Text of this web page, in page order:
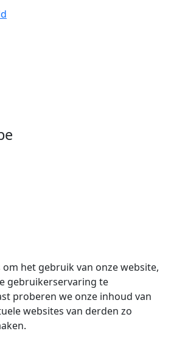
het gebruik van onze website,
gebruikerservaring te
proberen we onze inhoud van
websites van derden zo